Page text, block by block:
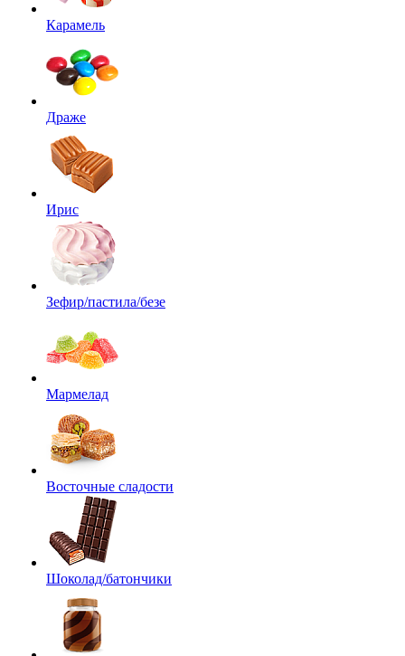
Карамель
Драже
Ирис
Зефир/пастила/безе
Мармелад
Восточные сладости
Шоколад/батончики